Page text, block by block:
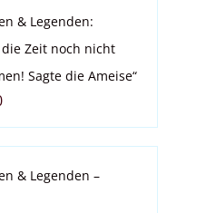
& Legenden:
die Zeit noch nicht
Sagte die Ameise“
& Legenden –